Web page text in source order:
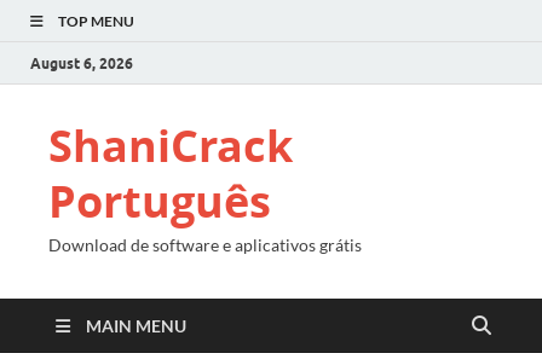
TOP MENU
August 6, 2026
ShaniCrack
Português
Download de software e aplicativos grátis
MAIN MENU